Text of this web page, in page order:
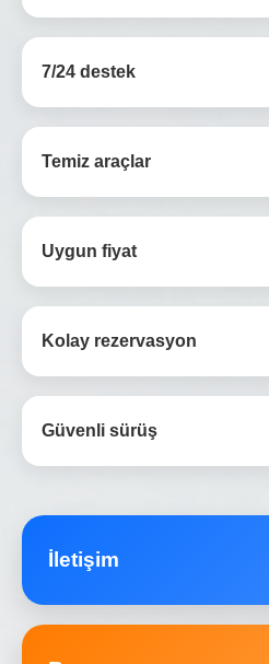
7/24 destek
Temiz araçlar
Uygun fiyat
Kolay rezervasyon
Güvenli sürüş
İletişim